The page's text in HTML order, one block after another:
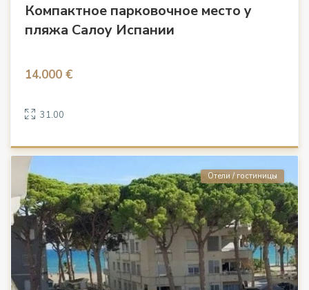
Компактное парковочное место у
пляжа Салоу Испании
14.000 €
31.00
Отели / гостиницы